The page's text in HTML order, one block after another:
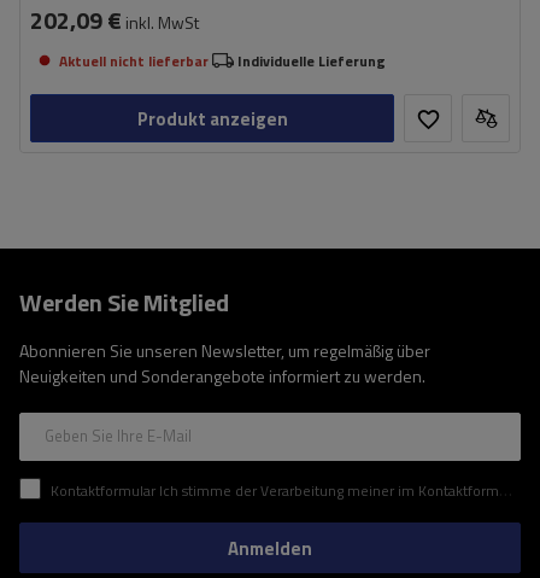
202,09 € inkl. MwSt
Aktuell nicht lieferbar Individuelle Lieferung
Produkt anzeigen
Werden Sie Mitglied
Abonnieren Sie unseren Newsletter, um regelmäßig über
Neuigkeiten und Sonderangebote informiert zu werden.
Geben Sie Ihre E-Mail
Kontaktformular Ich stimme der Verarbeitung meiner im Kontaktformular enthaltenen personenbezogenen Daten gemäß der Verordnung (EU) des Europäischen Parlaments und des Rates zu.
Anmelden